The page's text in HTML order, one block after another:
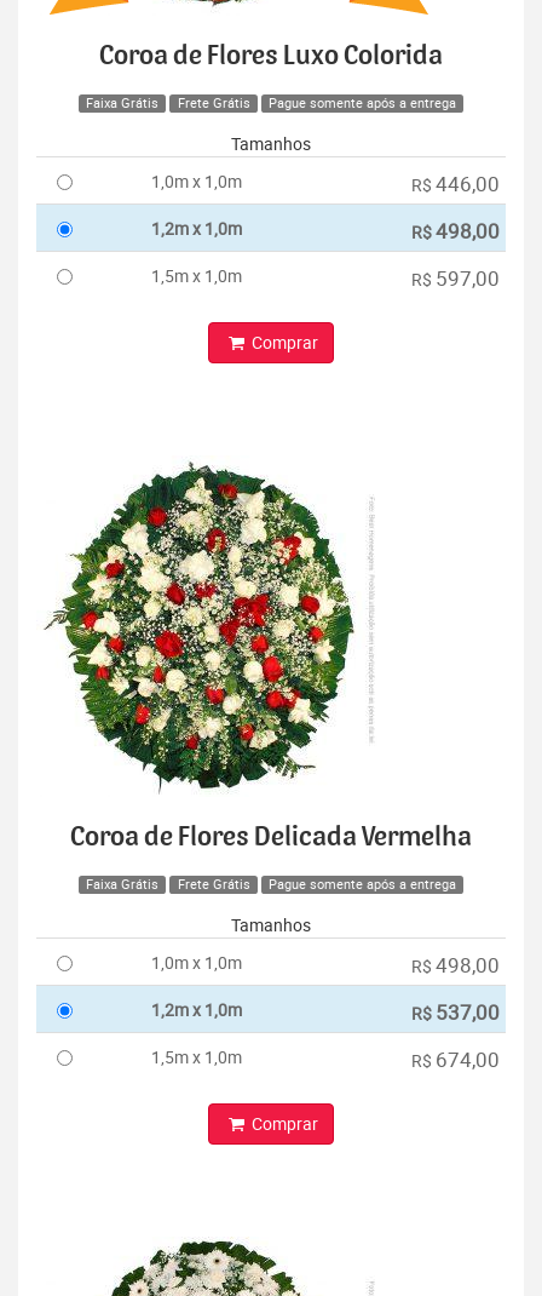
Coroa de Flores Luxo Colorida
Faixa Grátis Frete Grátis Pague somente após a entrega
Tamanhos
1,0m x 1,0m
R$ 446,00
1,2m x 1,0m R$498,00
1,5m x 1,0m R$ 597,00
Comprar
Coroa de Flores Delicada Vermelha
Faixa Grátis Frete Grátis Pague somente após a entrega
Tamanhos
1,0m x 1,0m
R$ 498,00
1,2m x 1,0m R$ 537,00
1,5m x 1,0m R$ 674,00
Comprar